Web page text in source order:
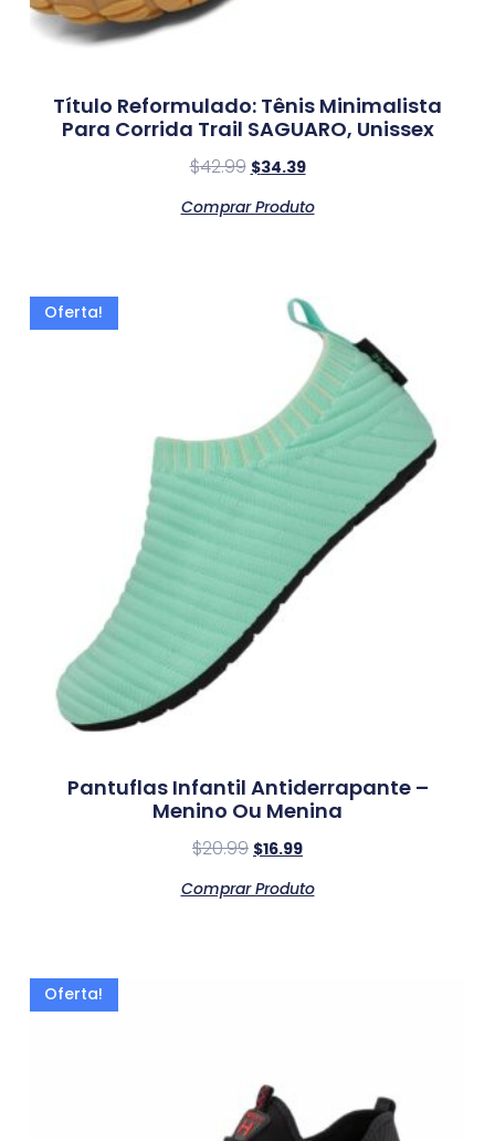
Título Reformulado: Tênis Minimalista
Para Corrida Trail SAGUARO, Unissex
$42.99 $34.39
Comprar Produto
Oferta!
Pantuflas Infantil Antiderrapante –
Menino Ou Menina
$20.99 $16.99
Comprar Produto
Oferta!